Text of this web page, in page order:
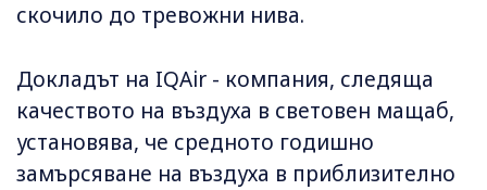
скочило до тревожни нива.
Докладът на IQAir - компания, следяща
качеството на въздуха в световен мащаб,
установява, че средното годишно
замърсяване на въздуха в приблизително